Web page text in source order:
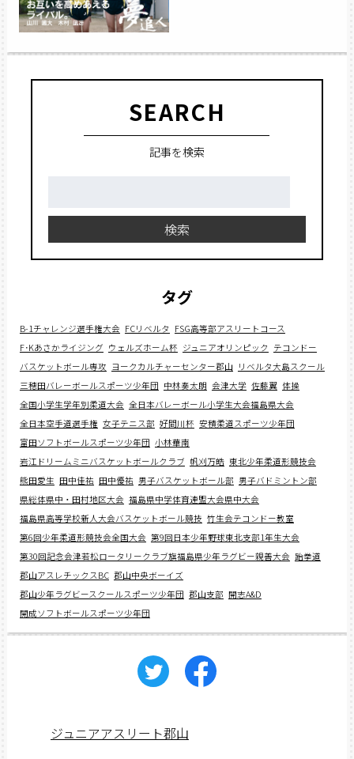
SEARCH
記事を検索
検索
タグ
B-1チャレンジ選手権大会 FCリベルタ FSG高等部アスリートコース
F･Kあさかライジング ウェルズホーム杯 ジュニアオリンピック テコンドー
バスケットボール専攻 ヨークカルチャーセンター郡山 リベルタ大島スクール
三穂田バレーボールスポーツ少年団 中林奏太朗 会津大学 佐藤翼 体操
全国小学生学年別柔道大会 全日本バレーボール小学生大会福島県大会
全日本空手道選手権 女子テニス部 好間川杯 安積柔道スポーツ少年団
富田ソフトボールスポーツ少年団 小林華南
岩江ドリームミニバスケットボールクラブ 帆刈万皓 東北少年柔道形競技会
熊田愛生 田中佳祐 田中優祐 男子バスケットボール部 男子バドミントン部
県総体県中・田村地区大会 福島県中学体育連盟大会県中大会
福島県高等学校新人大会バスケットボール競技 竹生会テコンドー教室
第6回少年柔道形競技会全国大会 第9回日本少年野球東北支部1年生大会
第30回記念会津若松ロータリークラブ旗福島県少年ラグビー親善大会 跆拳道
郡山アスレチックスBC 郡山中央ボーイズ
郡山少年ラグビースクールスポーツ少年団 郡山支部 開志A&D
開成ソフトボールスポーツ少年団
ジュニアアスリート郡山